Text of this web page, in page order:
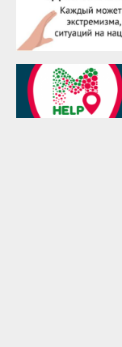
Сэсэгма
28 августа
Чингиз
29 августа
Надежда